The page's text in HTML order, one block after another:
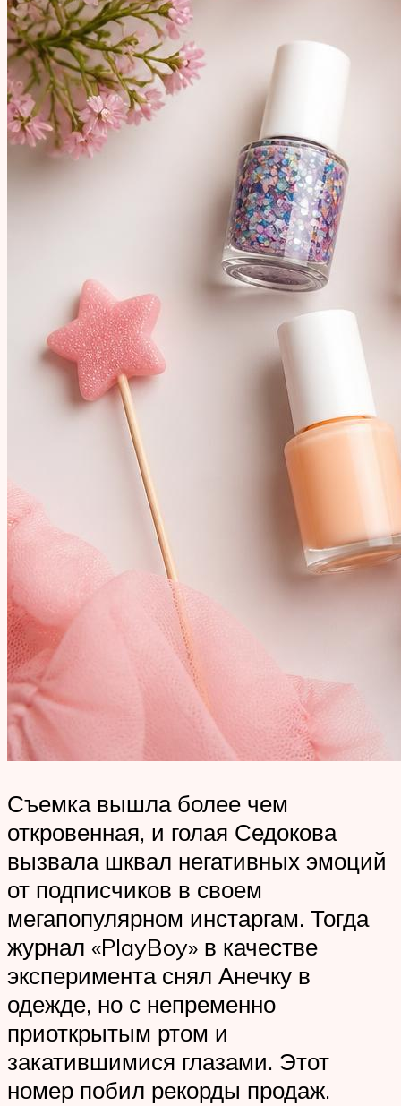
Съемка вышла более чем
откровенная, и голая Седокова
вызвала шквал негативных эмоций
от подписчиков в своем
мегапопулярном инстаргам. Тогда
журнал «PlayBoy» в качестве
эксперимента снял Анечку в
одежде, но с непременно
приоткрытым ртом и
закатившимися глазами. Этот
номер побил рекорды продаж.